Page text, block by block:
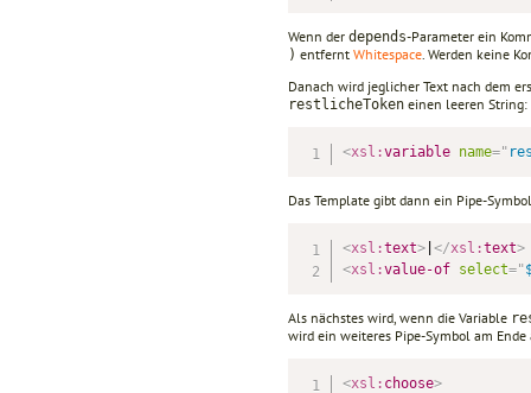
Wenn der depends-Parameter ein
) entfernt Whitespace . Werden keine
Danach wird jeglicher Text nach dem
restlicheToken einen leeren String:
<xsl:variable name="
Das Template gibt dann ein Pipe-
<xsl:text>| </xsl:text>
<xsl:value-of select="
Als nächstes wird, wenn die Variable
wird ein weiteres Pipe-Symbol am Ende
<xsl: choose>